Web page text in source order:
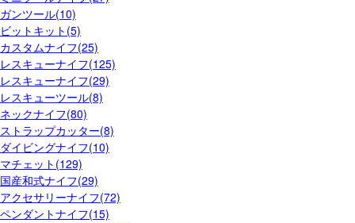
ガンツール(10)
ビットキット(5)
カスタムナイフ(25)
レスキューナイフ(125)
レスキューナイフ(29)
レスキューツール(8)
ネックナイフ(80)
ストラップカッター(8)
ダイビングナイフ(10)
マチェット(129)
国産和式ナイフ(29)
アクセサリーナイフ(72)
ペンダントナイフ(15)